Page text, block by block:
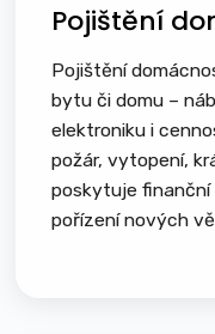
Pojištění
Pojištění
bytu či domu –
elektroniku i
požár, vytopení,
poskytuje finanční
pořízení nových
na běžné